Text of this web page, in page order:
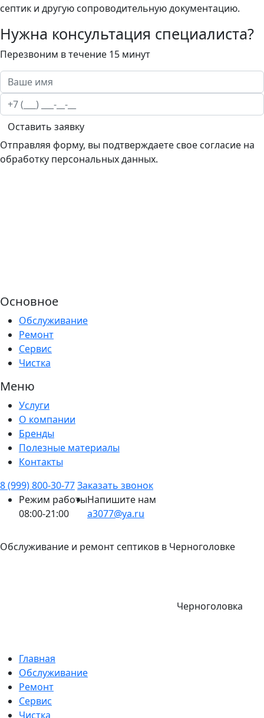
септик и другую сопроводительную документацию.
Нужна консультация специалиста?
Перезвоним в течение 15 минут
Оставить заявку
Отправляя форму, вы подтверждаете свое согласие на
обработку персональных данных.
Основное
Обслуживание
Ремонт
Сервис
Чистка
Меню
Услуги
О компании
Бренды
Полезные материалы
Контакты
8 (999) 800-30-77Заказать звонок
Режим работы
08:00-21:00
Напишите нам
a3077@ya.ru
Обслуживание и ремонт септиков в Черноголовке
Черноголовка
Главная
Обслуживание
Ремонт
Сервис
Чистка